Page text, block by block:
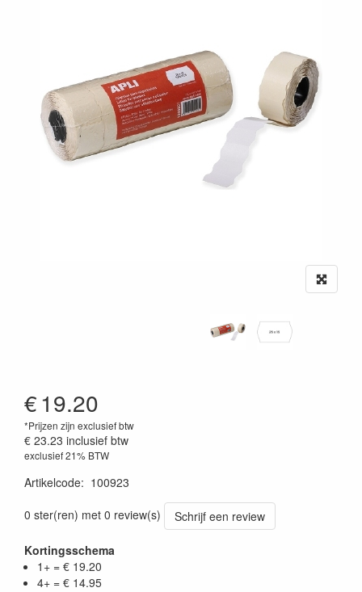
€19.20
*Prijzen zijn exclusief btw
€ 23.23 inclusief btw
exclusief 21% BTW
Artikelcode: 100923
0 ster(ren) met 0 review(s)
Schrijf een review
Kortingsschema
1+ = € 19.20
4+ = € 14.95